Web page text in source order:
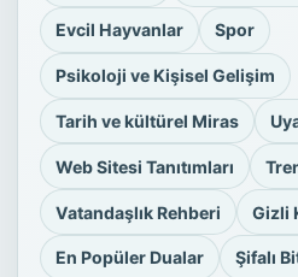
Evcil Hayvanlar Spor
Psikoloji ve Kişisel Gelişim
Tarih ve kültürel Miras
Web Sitesi Tanıtımları
Vatandaşlık Rehberi Gizli
En Popüler Dualar Şifalı